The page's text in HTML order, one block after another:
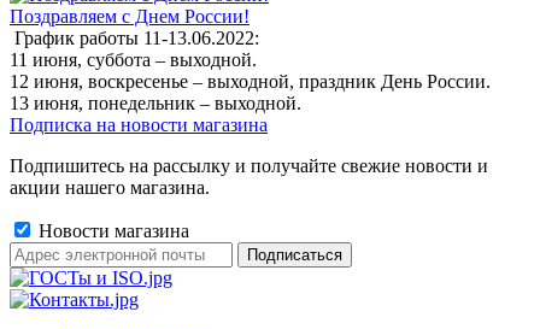
Поздравляем с Днем России!
График работы 11-13.06.2022:
11 июня, суббота – выходной.
12 июня, воскресенье – выходной, праздник День России.
13 июня, понедельник – выходной.
Подписка на новости магазина
Подпишитесь на рассылку и получайте свежие новости и
акции нашего магазина.
Новости магазина